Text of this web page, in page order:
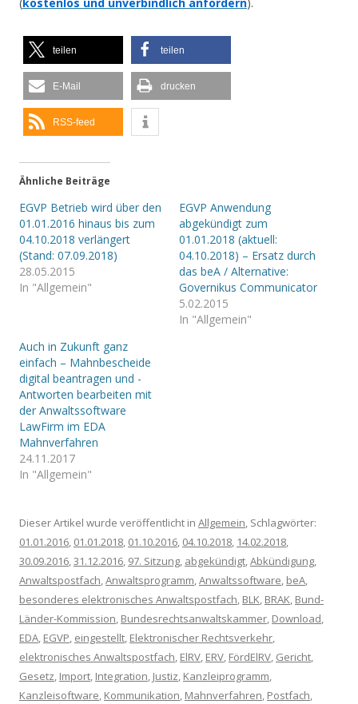
teilen teilen
E-Mail drucken
RSS-feed
Ähnliche Beiträge
EGVP Betrieb wird über den
01.01.2016 hinaus bis zum
04.10.2018 verlängert
(Stand: 07.09.2018)
28.05.2015
In "Allgemein"
EGVP Anwendung
abgekündigt zum
01.01.2018 (aktuell:
04.10.2018) – Ersatz durch
das beA / Alternative:
Governikus Communicator
5.02.2015
In "Allgemein"
Auch in Zukunft ganz
einfach – Mahnbescheide
digital beantragen und -
Antworten bearbeiten mit
der Anwaltssoftware
LawFirm im EDA
Mahnverfahren
24.11.2017
In "Allgemein"
Dieser Artikel wurde veröffentlicht in Allgemein, Schlagwörter:
01.01.2016, 01.01.2018, 01.10.2016, 04.10.2018, 14.02.2018,
30.09.2016,31.12.2016, 97. Sitzung, abgekündigt,Abkündigung,
Anwaltspostfach,Anwaltsprogramm,Anwaltssoftware, beA,
besonderes elektronisches Anwaltspostfach, BLK, BRAK, Bund-
Länder-Kommission, Bundesrechtsanwaltskammer, Download,
EDA, EGVP, eingestellt, Elektronischer Rechtsverkehr,
elektronisches Anwaltspostfach, ElRV, ERV, FördElRV, Gericht,
Gesetz, Import, Integration, Justiz, Kanzleiprogramm,
Kanzleisoftware, Kommunikation, Mahnverfahren, Postfach,